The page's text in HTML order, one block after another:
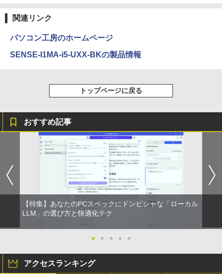
【正規永久版Office付き】ミニpc 【Intel
N5095 LPDDR4X 16GB 256GB SSD】m
ini pc Windows11 Pro 超軽量 4コア/4ス
ネ オフィス高速起動 省電力 静音設計
￥49,800
【★最大100%ポイント】【Win11正式対
応】Dell OptiPlex 3070 SFF/第9世代 Co
re i5/メモリ:8GB/16GB/32GB/SSD:256
GB/512GB/1TB/USB 3.1/DP/HDMI/Wi-fi/
ce/中古 デスクトップ デスクトップPC
VI-D・HDMI) | VGAケーブル・電源ケー
【ポイント最大28倍】 lenovo モニター
A規格 67D5KAC6JP レノボ ディスプレ
イ 液晶モニター 【展示品特価】
￥8,980
4
【お買い物マラソ開催中！P最大31.5%還
元】五年保証 白 モバイルモニター 15.6
インチ FHD 1920×1080 1080P Fast IPS
高コントラスト 超軽量 640g スピーカー
内蔵 Type-C/HDMI 接続 PS5/Switch/PC/
￥8,999
3
オレンジページ 2026 10/17号増刊＜グレ
ー＞ [雑誌]
4
￥2,200
角川まんが学習シリーズ 日本の歴史
全16巻+別巻5冊定番セット [ 山本 博文
]
￥23,760
￥14,990
【2026年アップグレード版】AOKIMI ワイヤ
レスイヤホン bluetooth イヤホン V12 小型
軽量 ブルートゥースHi-Fi 最大36時間再生 ぶ
るーとゅーす コードレス ENCノイズキャン
セリング 自動ペアリング Type-C充電 マイク
付き 防水 タッチ式音量調整 スポーツ/通勤/通
学/WEB会議(ホワイト)
￥1,964
Xiaomi シャオミ REDMI Buds 8 Lite ワイヤ
レスイヤホン Bluetooth 5.4 ノイズキャンセ
￥3,480
￥250
￥250
On My Road (Stadium ver.)
￥250
On My Road (Stadium ver.)
￥250
ットル (Smart Basic)
￥1,380
強炭酸水 ペットボトル 500ミリリットル (Sm
art Basic)
by Amazon 天然水ラベルレス 2L×9本
￥1,117
【Amazon.co.jp限定】 伊藤園 磨かれて、澄
みきった日本の水 2L 8本 ラベルレス [ ケース
] [ 水 ] [ ペットボトル ] [ 箱買い ] [ ストック
] [ 水分補給 ]
￥832
￥594
HUNTER×HUNTER モノクロ版 39 (ジャンプ
コミックスDIGITAL)
￥572
スーパーの裏でヤニ吸うふたり 9巻 (デジタル
版ビッグガンガンコミックス)
￥810
関連リンク
パソコン工房のホームページ
SENSE-I1MA-i5-UXX-BKの製品情報
トップページに戻る
おすすめ記事
【特集】あなたのPCスペックにドンピシャな「ローカル
LLM」の選び方と快適化テク
● ● ● ● ●
アクセスランキング